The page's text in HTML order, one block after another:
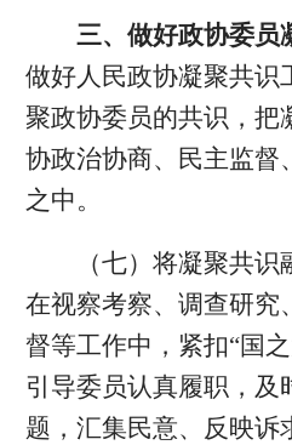
三、做好政协委员
做好人民政协凝聚共识
聚政协委员的共识，把
协政治协商、民主监督
之中。
（七）将凝聚共识
在视察考察、调查研究
督等工作中，紧扣“国
引导委员认真履职，及
题，汇集民意、反映诉